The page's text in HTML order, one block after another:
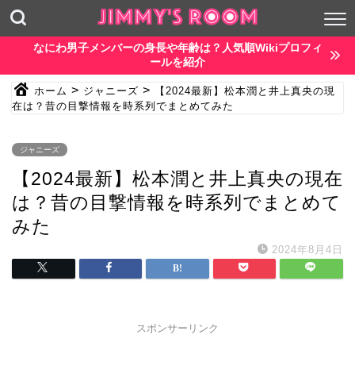
なにわ男子メンバーの身長や年齢は？人気順Wikiプロフィ
ールを紹介
ホーム > ジャニーズ >
【2024最新】松本潤と井上真央の現
在は？昔の目撃情報を時系列でまとめてみた
ジャニーズ
【2024最新】松本潤と井上真央の現在
は？昔の目撃情報を時系列でまとめて
みた
2024年8月4日
スポンサーリンク